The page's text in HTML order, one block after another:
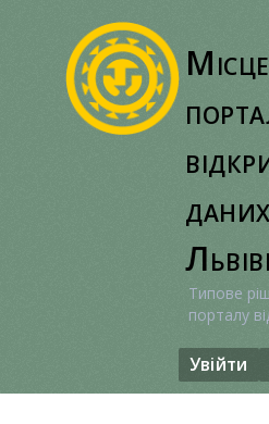
даних
Типове
порталу
Увійти